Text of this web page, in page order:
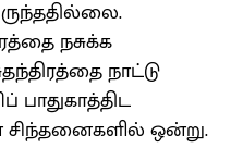
நசுக்க
நாட்டு
சிந்தனைகளில் ஒன்று.